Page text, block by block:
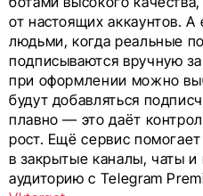
от настоящих аккаунтов.
людьми, когда реальные
подписываются вручную
при оформлении можно
будут добавляться
плавно — это даёт
рост. Ещё сервис
в закрытые каналы, чаты
аудиторию с Telegram